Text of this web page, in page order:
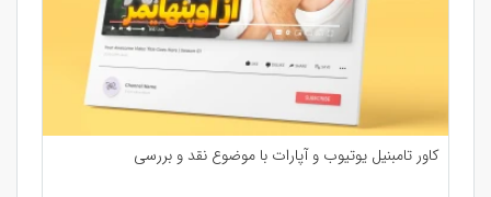
کاور تامبنیل یوتیوب و آپارات با موضوع نقد و بررسی